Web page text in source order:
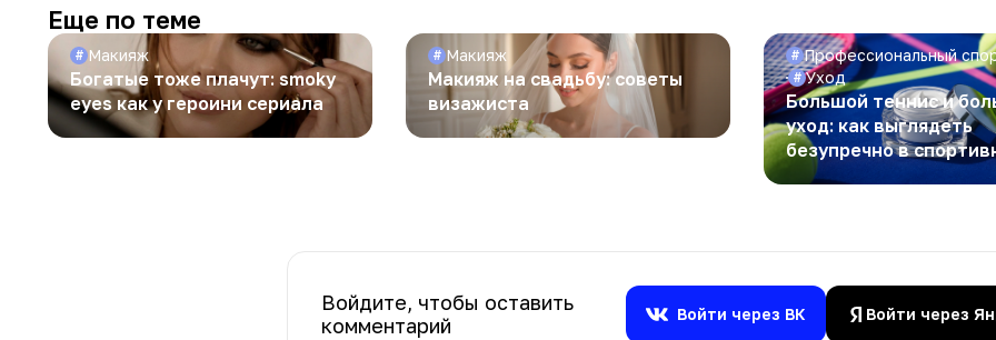
Еще по теме
# Макияж
Богатые тоже плачут: smoky
eyes как у героини сериала
# Макияж
Макияж на свадьбу: советы
визажиста
# Профессиональный
# Уход
Большой теннис и
уход: как выглядеть
безупречно в
ритме!
Войдите, чтобы оставить
комментарий
Войти через ВК Войти через